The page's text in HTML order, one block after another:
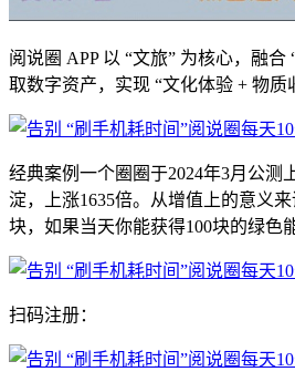
阅说圈 APP 以 “文旅” 为核心，融
取数字资产，实现 “文化体验 + 物质
经典案例一个圈圈于2024年3月公测
淀，上涨1635倍。从增值上的意义
块，如果当天你能获得100块的绿色
扫码注册：